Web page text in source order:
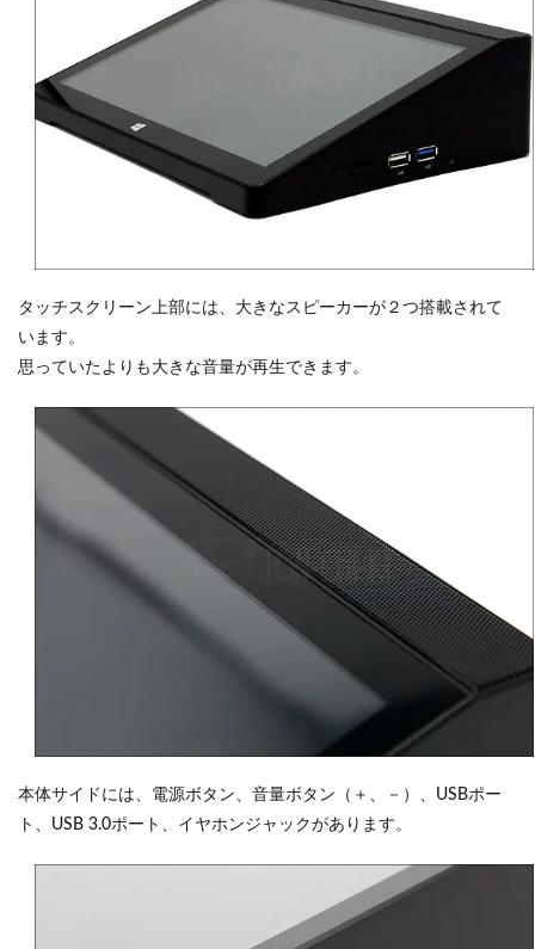
タッチスクリーン上部には、大きなスピーカーが２つ搭載されて
います。
思っていたよりも大きな音量が再生できます。
本体サイドには、電源ボタン、音量ボタン（＋、－）、USBポー
ト、USB 3.0ポート、イヤホンジャックがあります。